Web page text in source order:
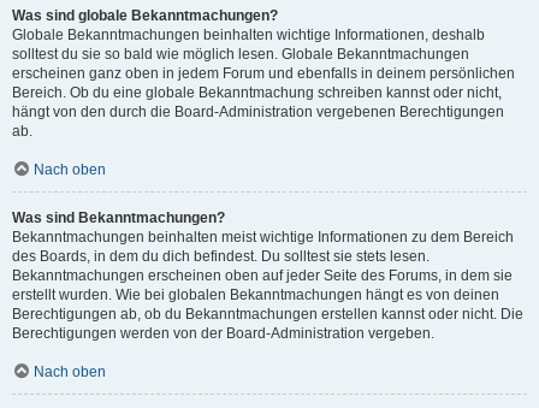
Was sind globale Bekanntmachungen?
Globale Bekanntmachungen beinhalten wichtige Informationen, deshalb
solltest du sie so bald wie möglich lesen. Globale Bekanntmachungen
erscheinen ganz oben in jedem Forum und ebenfalls in deinem persönlichen
Bereich. Ob du eine globale Bekanntmachung schreiben kannst oder nicht,
hängt von den durch die Board-Administration vergebenen Berechtigungen
ab.
Nach oben
Was sind Bekanntmachungen?
Bekanntmachungen beinhalten meist wichtige Informationen zu dem Bereich
des Boards, in dem du dich befindest. Du solltest sie stets lesen.
Bekanntmachungen erscheinen oben auf jeder Seite des Forums, in dem sie
erstellt wurden. Wie bei globalen Bekanntmachungen hängt es von deinen
Berechtigungen ab, ob du Bekanntmachungen erstellen kannst oder nicht. Die
Berechtigungen werden von der Board-Administration vergeben.
Nach oben